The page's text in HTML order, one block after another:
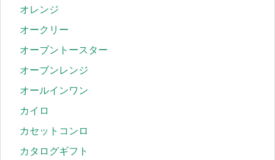
オレンジ
オークリー
オーブントースター
オーブンレンジ
オールインワン
カイロ
カセットコンロ
カタログギフト